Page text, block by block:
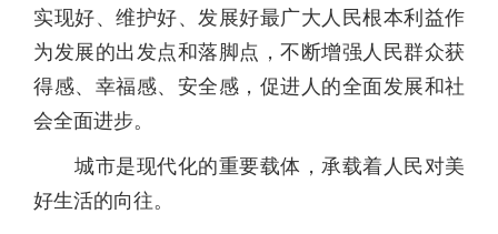
实现好、维护好、发展好最广大人民根本利益作
为发展的出发点和落脚点，不断增强人民群众获
得感、幸福感、安全感，促进人的全面发展和社
会全面进步。
城市是现代化的重要载体，承载着人民对美
好生活的向往。